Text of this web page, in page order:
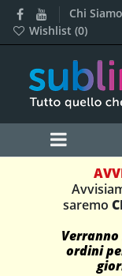
Chi Siamo
Wishlist (0)
saremo
ordini